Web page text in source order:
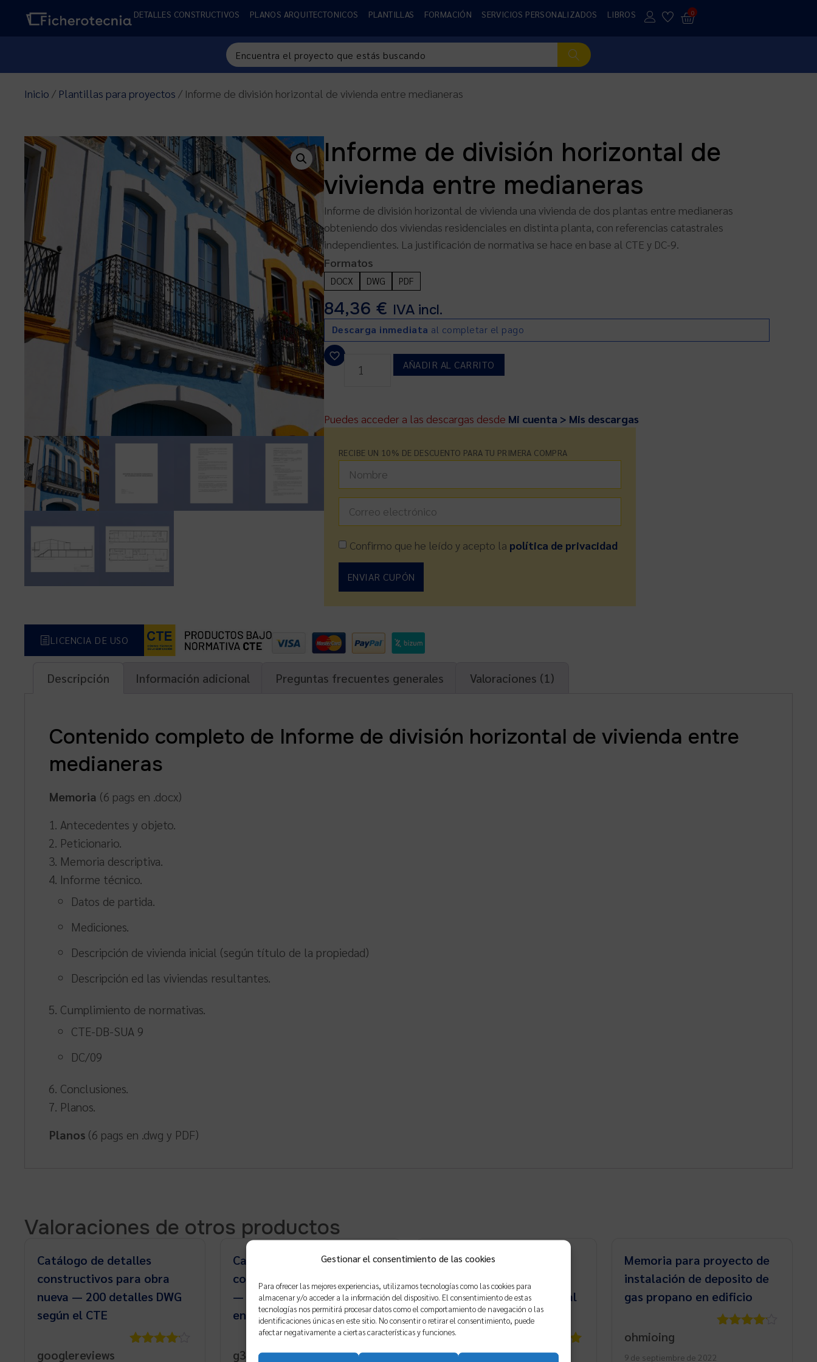
Gestionar el consentimiento de las cookies
Para ofrecer las mejores experiencias, utilizamos tecnologías como las cookies para
almacenar y/o acceder a la información del dispositivo. El consentimiento de estas
tecnologías nos permitirá procesar datos como el comportamiento de navegación o las
identificaciones únicas en este sitio. No consentir o retirar el consentimiento, puede
afectar negativamente a ciertas características y funciones.
DETALLES CONSTRUCTIVOS PLANOS ARQUITECTONICOS PLANTILLAS FORMACIÓN SERVICIOS PERSONALIZADOS LIBROS 0
Inicio / Plantillas para proyectos / Informe de división horizontal de vivienda entre medianeras
Informe de división horizontal de
vivienda entre medianeras
Informe de división horizontal de vivienda una vivienda de dos plantas entre medianeras
obteniendo dos viviendas residenciales en distinta planta, con referencias catastrales
independientes. La justificación de normativa se hace en base al CTE y DC-9.
Formatos
DOCX DWG PDF
84,36 € IVA incl.
Descarga inmediata al completar el pago
AÑADIR AL CARRITO
Puedes acceder a las descargas desde Mi cuenta > Mis descargas
RECIBE UN 10% DE DESCUENTO PARA TU PRIMERA COMPRA
Confirmo que he leído y acepto la política de privacidad
ENVIAR CUPÓN
LICENCIA DE USO
Descripción Información adicional Preguntas frecuentes generales Valoraciones (1)
Contenido completo de Informe de división horizontal de vivienda entre
medianeras
Memoria (6 pags en .docx)
Antecedentes y objeto.
Peticionario.
Memoria descriptiva.
Informe técnico.
Datos de partida.
Mediciones.
Descripción de vivienda inicial (según título de la propiedad)
Descripción ed las viviendas resultantes.
Cumplimiento de normativas.
CTE-DB-SUA 9
DC/09
Conclusiones.
Planos.
Planos (6 pags en .dwg y PDF)
Valoraciones de otros productos
Catálogo de detalles
constructivos para obra
nueva — 200 detalles DWG
según el CTE
googlereviews
Catálogo de detalles
constructivos rehabilitación
— 1.000 detalles DWG y PDF
en 23 packs
Valorado
g3adrian@gmail.com_nop1472655
Proyecto de apertura de
almacenamiento y venta al
por mayor
Valorado
ohmioing
Memoria para proyecto de
instalación de deposito de
gas propano en edificio
ohmioing
9 de septiembre de 2022